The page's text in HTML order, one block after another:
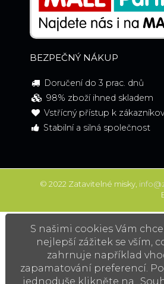
S našimi cookies Vám
nejlepší zážitek se vším,
zahrnuje například
zapamatování preferencí.
jednoduše klikněte na
BEZPEČNÝ NÁKUP
Doručení do 3 prac. dnů
98% zboží ihned skladem
Vstřícný přístup k
Stabilní a silná společnost
© 2022 Zatavitelné misky,